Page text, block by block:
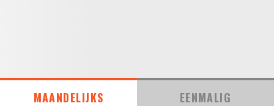
MAANDELIJKS EENMALIG